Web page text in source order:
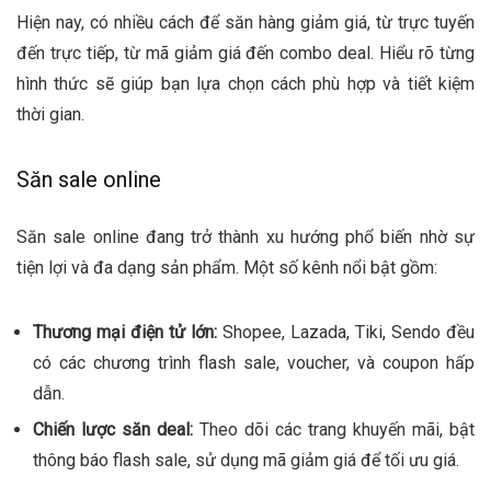
Hiện nay, có nhiều cách để săn hàng giảm giá, từ trực tuyến
đến trực tiếp, từ mã giảm giá đến combo deal. Hiểu rõ từng
hình thức sẽ giúp bạn lựa chọn cách phù hợp và tiết kiệm
thời gian.
Săn sale online
Săn sale online đang trở thành xu hướng phổ biến nhờ sự
tiện lợi và đa dạng sản phẩm. Một số kênh nổi bật gồm:
Thương mại điện tử lớn: Shopee, Lazada, Tiki, Sendo đều
có các chương trình flash sale, voucher, và coupon hấp
dẫn.
Chiến lược săn deal: Theo dõi các trang khuyến mãi, bật
thông báo flash sale, sử dụng mã giảm giá để tối ưu giá.